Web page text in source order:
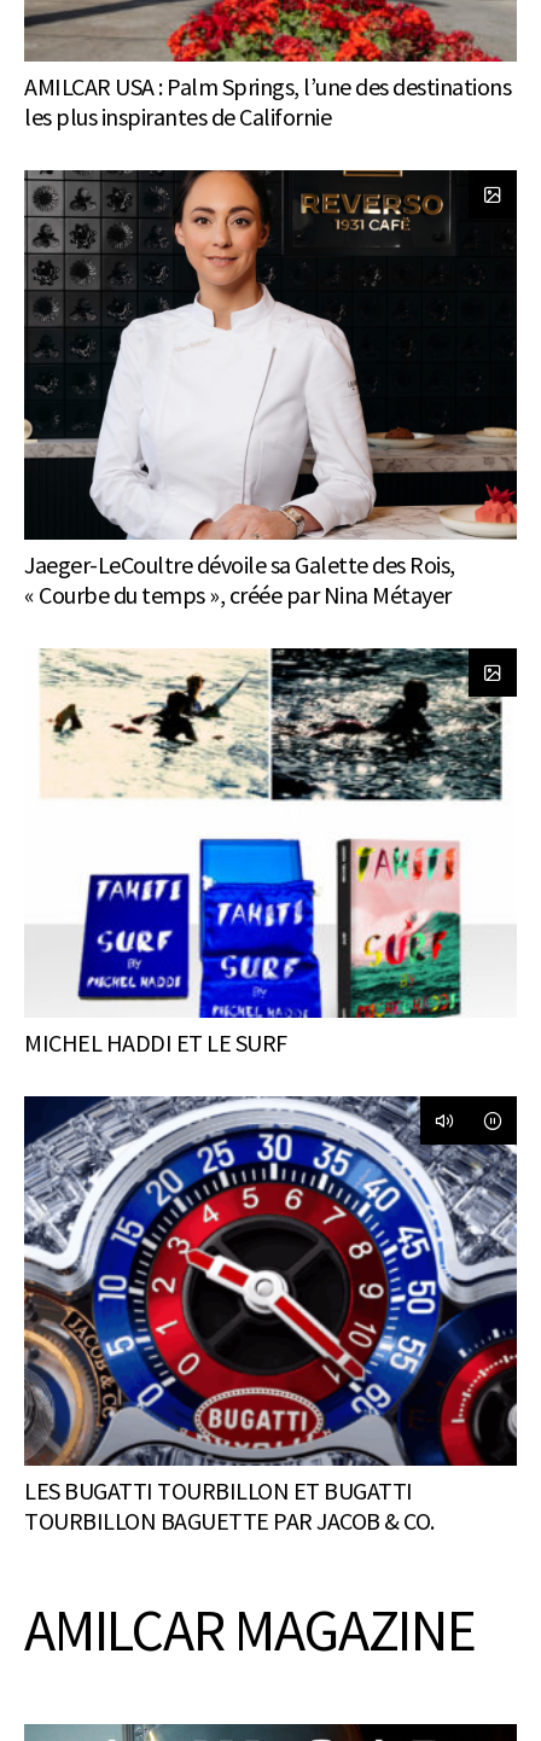
AMILCAR USA : Palm Springs, l’une des destinations
les plus inspirantes de Californie
Jaeger-LeCoultre dévoile sa Galette des Rois,
« Courbe du temps », créée par Nina Métayer
MICHEL HADDI ET LE SURF
LES BUGATTI TOURBILLON ET BUGATTI
TOURBILLON BAGUETTE PAR JACOB & CO.
AMILCAR MAGAZINE